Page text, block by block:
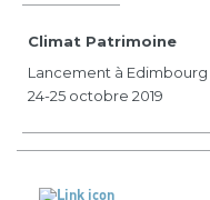
Climat Patrimoine
Lancement à Edimbourg
24-25 octobre 2019